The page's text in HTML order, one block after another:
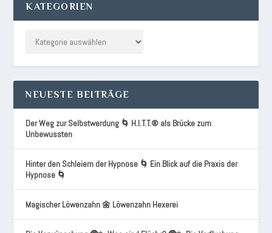
KATEGORIEN
NEUESTE BEITRÄGE
Der Weg zur Selbstwerdung 🌀 H.I.T.T.® als Brücke zum
Unbewussten
Hinter den Schleiern der Hypnose 🌀 Ein Blick auf die Praxis der
Hypnose 🌀
Magischer Löwenzahn 🌼 Löwenzahn Hexerei